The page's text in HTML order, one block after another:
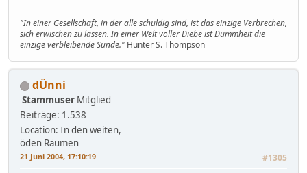
"In einer Gesellschaft, in der alle schuldig sind, ist das einzige Verbrechen,
sich erwischen zu lassen. In einer Welt voller Diebe ist Dummheit die
einzige verbleibende Sünde." Hunter S. Thompson
dÜnni
Stammuser Mitglied
Beiträge: 1.538
Location: In den weiten,
öden Räumen
21 Juni 2004, 17:10:19 #1305